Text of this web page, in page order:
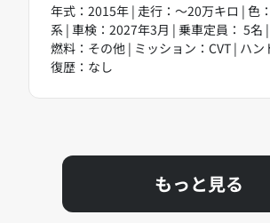
年式：2015年 | 走行：～20万キロ | 色
系 | 車検：2027年3月 | 乗車定員： 5名
燃料：その他 | ミッション：CVT | ハン
復歴：なし
もっと見る